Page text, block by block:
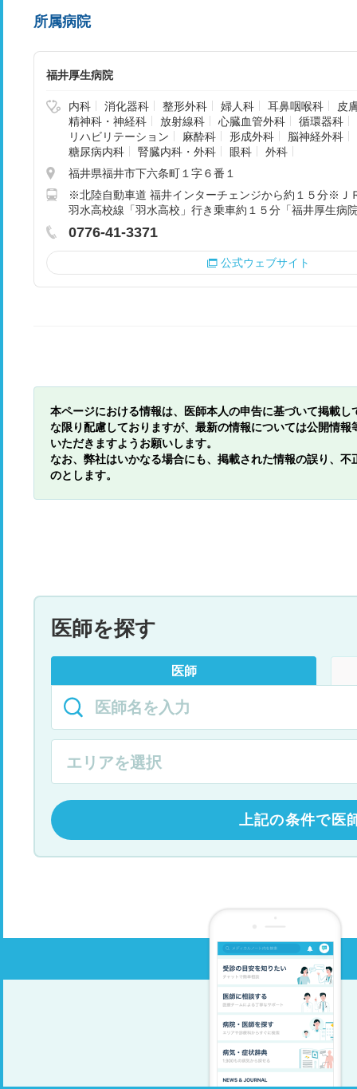
所属病院
福井厚生病院
内科 消化器科 整形外科 婦人科 耳鼻咽喉科
皮
精神科・神経科
放射線科 心臓血管外科
循環器科
リハビリテーション
麻酔科 形成外科
脳神経外科
糖尿病内科
腎臓内科・外科 眼科
外科
福井県福井市下六条町１字６番１
※北陸自動車道 福井インターチェンジから約１５分※Ｊ
羽水高校線「羽水高校」行き乗車約１５分「福井厚生病
0776-41-3371
公式ウェブサイト
本ページにおける情報は、医師本人の申告に基づいて掲載
な限り配慮しておりますが、最新の情報については公開情
いただきますようお願いします。
なお、弊社はいかなる場合にも、掲載された情報の誤り、
のとします。
医師を探す
医師
上記の条件で医